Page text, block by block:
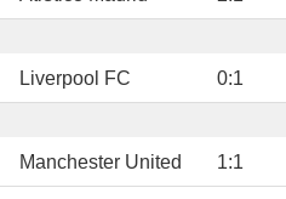
Liverpool FC 0:1
Manchester United 1:1